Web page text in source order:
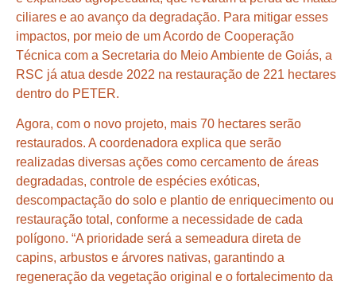
ciliares e ao avanço da degradação. Para mitigar esses
impactos, por meio de um Acordo de Cooperação
Técnica com a Secretaria do Meio Ambiente de Goiás, a
RSC já atua desde 2022 na restauração de 221 hectares
dentro do PETER.
Agora, com o novo projeto, mais 70 hectares serão
restaurados. A coordenadora explica que serão
realizadas diversas ações como cercamento de áreas
degradadas, controle de espécies exóticas,
descompactação do solo e plantio de enriquecimento ou
restauração total, conforme a necessidade de cada
polígono. “A prioridade será a semeadura direta de
capins, arbustos e árvores nativas, garantindo a
regeneração da vegetação original e o fortalecimento da